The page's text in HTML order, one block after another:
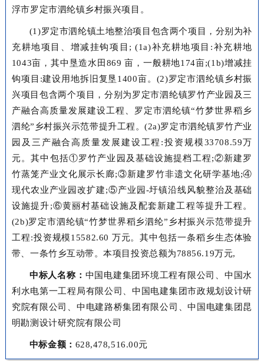
浮市罗定市泗纶镇乡村振兴项目。
(1)罗定市泗纶镇土地整治项目包含两个项目，分别为补
充耕地项目、增减挂钩项目; (1a)补充耕地项目:补充耕地
1043亩，其中垦造水田869 亩，一般耕地174亩;(1b)增减挂
钩项目:建设用地拆旧复垦1400亩。(2)罗定市泗纶镇乡村振
兴项目包含两个项目，分别为罗定市泗纶镇罗竹产业园及三
产融合高质量发展建设工程、罗定市泗纶镇“竹梦世界稻乡
泗纶”乡村振兴示范带提升工程。(2a)罗定市泗纶镇罗竹产业
园及三产融合高质量发展建设工程:投资规模33708.59万
元。其中包括①罗竹产业园及基础设施提档工程;②新建罗
竹蒸笼产业文化展示长廊;③新建罗竹非遗文化研学基地;④
现代农业产业园改扩建;⑤产业园-圩镇沿线风貌整治及基础
设施提升;⑥黄丽村基础设施及配套新建工程等提升工程。
(2b)罗定市泗纶镇“竹梦世界稻乡泗纶”乡村振兴示范带提升
工程:投资规模15582.60 万元。其中包括一条稻乡生态体验
带、一条竹乡互动带。本项目投资总额为78856.19万元,
中标人名称： 中国电建集团环境工程有限公司、中国水
利水电第一工程局有限公司、中国电建集团市政规划设计研
究院有限公司、中电建路桥集团有限公司、中国电建集团昆
明勘测设计研究院有限公司
中标金额： 628,478,516.00元